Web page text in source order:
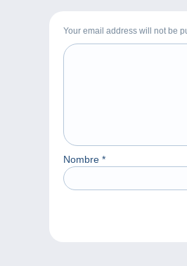
Your email address will not be
Nombre *